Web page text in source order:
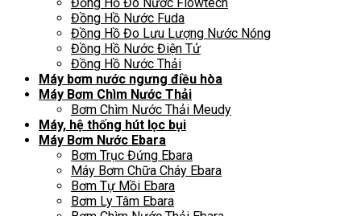
Đồng Hồ Nước Fuda
Đồng Hồ Đo Lưu Lượng Nước Nóng
Đồng Hồ Nước Điện Tử
Đồng Hồ Nước Thải
Máy bơm nước ngưng điều hòa
Máy Bơm Chìm Nước Thải
Bơm Chìm Nước Thải Meudy
Máy, hệ thống hút lọc bụi
Máy Bơm Nước Ebara
Bơm Trục Đứng Ebara
Máy Bơm Chữa Cháy Ebara
Bơm Tự Mồi Ebara
Bơm Ly Tâm Ebara